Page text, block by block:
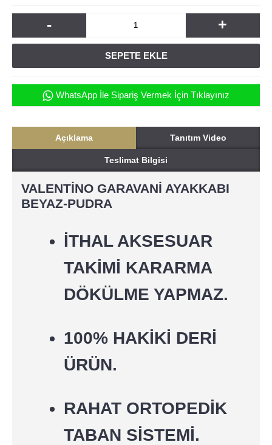
- +
SEPETE EKLE
WhatsApp İle Sipariş Vermek İçin Tıklayınız
Açıklama Tanıtım Video
Teslimat Bilgisi
VALENTİNO GARAVANİ AYAKKABI
BEYAZ-PUDRA
İTHAL AKSESUAR
TAKİMİ KARARMA
DÖKÜLME YAPMAZ.
100% HAKİKİ DERİ
ÜRÜN.
RAHAT ORTOPEDİK
TABAN SİSTEMİ.